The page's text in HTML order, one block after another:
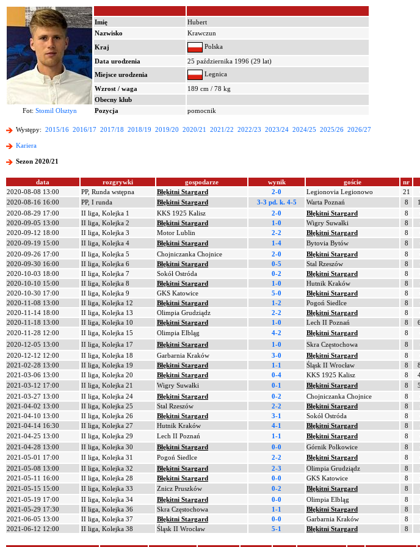
Imię
Hubert
Nazwisko
Krawczun
Kraj
Polska
Data urodzenia
25 października 1996 (29 lat)
Miejsce urodzenia
Legnica
Wzrost / waga
189 cm / 78 kg
Obecny klub
Fot: Stomil Olsztyn Pozycja pomocnik
Występy: 2015/16 2016/17 2017/18 2018/19 2019/20 2020/21 2021/22 2022/23 2023/24 2024/25 2025/26 2026/27
Kariera
Sezon 2020/21
data rozgrywki gospodarze wynik goście nr
2020-08-08 13:00
PP, Runda wstępna Błękitni Stargard 2-0 Legionovia Legionowo 21
2020-08-16 16:00
PP, I runda Błękitni Stargard 3-3 pd. k. 4-5 Warta Poznań 8
2020-08-29 17:00
II liga, Kolejka 1 KKS 1925 Kalisz 2-0 Błękitni Stargard 8
2020-09-05 13:00
II liga, Kolejka 2 Błękitni Stargard 1-0 Wigry Suwałki 8
2020-09-12 18:00
II liga, Kolejka 3 Motor Lublin 2-2 Błękitni Stargard 8
2020-09-19 15:00
II liga, Kolejka 4 Błękitni Stargard 1-4 Bytovia Bytów 8
2020-09-26 17:00
II liga, Kolejka 5 Chojniczanka Chojnice 2-0 Błękitni Stargard 8
2020-09-30 16:00
II liga, Kolejka 6 Błękitni Stargard 0-5 Stal Rzeszów 8
2020-10-03 18:00
II liga, Kolejka 7 Sokół Ostróda 0-2 Błękitni Stargard 8
2020-10-10 15:00
II liga, Kolejka 8 Błękitni Stargard 1-0 Hutnik Kraków 8
2020-10-30 17:00
II liga, Kolejka 9 GKS Katowice 5-0 Błękitni Stargard 8
2020-11-08 13:00
II liga, Kolejka 12 Błękitni Stargard 1-2 Pogoń Siedlce 8
2020-11-14 18:00
II liga, Kolejka 13 Olimpia Grudziądz 2-2 Błękitni Stargard 8
2020-11-18 13:00
II liga, Kolejka 10 Błękitni Stargard 1-0 Lech II Poznań 8
2020-11-28 12:00
II liga, Kolejka 15 Olimpia Elbląg 4-2 Błękitni Stargard 8
2020-12-05 13:00
II liga, Kolejka 17 Błękitni Stargard 1-0 Skra Częstochowa 8
2020-12-12 12:00
II liga, Kolejka 18 Garbarnia Kraków 3-0 Błękitni Stargard 8
2021-02-28 13:00
II liga, Kolejka 19 Błękitni Stargard 1-1 Śląsk II Wrocław 8
2021-03-06 13:00
II liga, Kolejka 20 Błękitni Stargard 0-4 KKS 1925 Kalisz 8
2021-03-12 17:00
II liga, Kolejka 21 Wigry Suwałki 0-1 Błękitni Stargard 8
2021-03-27 13:00
II liga, Kolejka 24 Błękitni Stargard 0-2 Chojniczanka Chojnice 8
2021-04-02 13:00
II liga, Kolejka 25 Stal Rzeszów 2-2 Błękitni Stargard 8
2021-04-10 13:00
II liga, Kolejka 26 Błękitni Stargard 3-1 Sokół Ostróda 8
2021-04-14 16:30
II liga, Kolejka 27 Hutnik Kraków 4-1 Błękitni Stargard 8
2021-04-25 13:00
II liga, Kolejka 29 Lech II Poznań 1-1 Błękitni Stargard 8
2021-04-28 13:00
II liga, Kolejka 30 Błękitni Stargard 0-0 Górnik Polkowice 8
2021-05-01 17:00
II liga, Kolejka 31 Pogoń Siedlce 2-2 Błękitni Stargard 8
2021-05-08 13:00
II liga, Kolejka 32 Błękitni Stargard 2-3 Olimpia Grudziądz 8
2021-05-11 16:00
II liga, Kolejka 28 Błękitni Stargard 0-0 GKS Katowice 8
2021-05-15 15:00
II liga, Kolejka 33 Znicz Pruszków 0-2 Błękitni Stargard 8
2021-05-19 17:00
II liga, Kolejka 34 Błękitni Stargard 0-0 Olimpia Elbląg 8
2021-05-29 17:30
II liga, Kolejka 36 Skra Częstochowa 1-1 Błękitni Stargard 8
2021-06-05 13:00
II liga, Kolejka 37 Błękitni Stargard 0-0 Garbarnia Kraków 8
2021-06-12 12:00
II liga, Kolejka 38 Śląsk II Wrocław 5-1 Błękitni Stargard 8